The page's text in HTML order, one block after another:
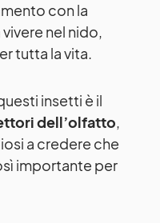
con la
nel nido,
tutta la vita.
insetti è il
dell’olfatto,
a credere che
importante per